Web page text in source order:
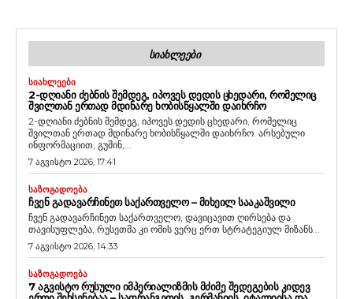
ᲡᲘᲐᲮᲚᲔᲔᲑᲘ
ᲡᲘᲐᲮᲚᲔᲔᲑᲘ
2-ᲓᲦᲘᲐᲜᲘ ᲫᲔᲑᲜᲘᲡ ᲨᲔᲛᲓᲔᲒ, ᲘᲞᲝᲕᲔᲡ ᲓᲔᲓᲘᲡ ᲪᲮᲔᲓᲐᲠᲘ, ᲠᲝᲛᲔᲚᲘᲪ
ᲨᲕᲘᲚᲗᲐᲜ ᲔᲠᲗᲐᲓ ᲛᲓᲘᲜᲐᲠᲔ ᲮᲝᲑᲘᲡᲬᲧᲐᲚᲨᲘ ᲓᲐᲘᲮᲠᲩᲝ
2-დღიანი ძებნის შემდეგ, იპოვეს დედის ცხედარი, რომელიც
შვილთან ერთად მდინარე ხობისწყალში დაიხრჩო. არსებული
ინფორმაციით, გუშინ,...
7 აგვისტო 2026, 17:41
ᲡᲐᲖᲝᲒᲐᲓᲝᲔᲑᲐ
ᲩᲕᲔᲜ ᲒᲐᲓᲐᲕᲐᲠᲩᲘᲜᲔᲗ ᲡᲐᲥᲐᲠᲗᲕᲔᲚᲝ – ᲛᲘᲮᲔᲘᲚ ᲡᲐᲐᲙᲐᲨᲕᲘᲚᲘ
ჩვენ გადავარჩინეთ საქართველო, დავიცავით ღირსება და
თავისუფლება, რუსეთმა კი ომის ვერც ერთ სტრატეგიულ მიზანს...
7 აგვისტო 2026, 14:33
ᲡᲐᲖᲝᲒᲐᲓᲝᲔᲑᲐ
7 ᲐᲒᲕᲘᲡᲢᲝ ᲠᲣᲡᲣᲚᲘ ᲘᲛᲞᲔᲠᲘᲐᲚᲘᲖᲛᲘᲡ ᲛᲫᲘᲛᲔ ᲨᲔᲓᲔᲒᲔᲑᲘᲡ ᲙᲘᲓᲔᲕ